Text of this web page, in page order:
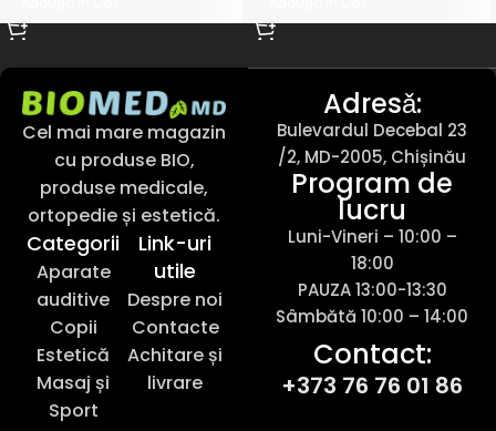
Cel mai mare magazin
cu produse BIO,
produse medicale,
ortopedie și estetică.
Categorii
Aparate
auditive
Copii
Estetică
Masaj și
Sport
Link-uri
utile
Despre noi
Contacte
Achitare și
livrare
Adresǎ:
Bulevardul Decebal 23
/2, MD-2005, Chișinău
Program de
lucru
Luni-Vineri – 10:00 –
18:00
PAUZA 13:00-13:30
Sâmbătă 10:00 – 14:00
Contact:
+373 76 76 01 86